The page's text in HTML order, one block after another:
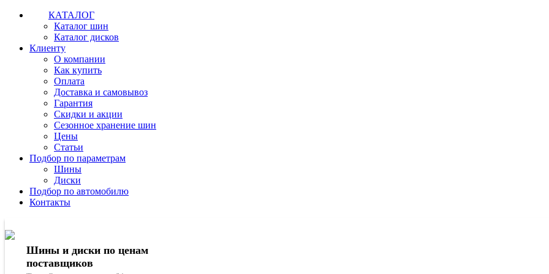
КАТАЛОГ
Каталог шин
Каталог дисков
Клиенту
О компании
Как купить
Оплата
Доставка и самовывоз
Гарантия
Скидки и акции
Сезонное хранение шин
Цены
Статьи
Подбор по параметрам
Шины
Диски
Подбор по автомобилю
Контакты
Шины и диски по ценам
поставщиков